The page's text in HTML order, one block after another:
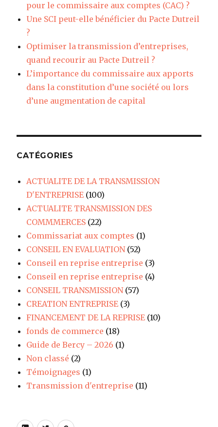
pour le commissaire aux comptes (CAC) ?
Une SCI peut-elle bénéficier du Pacte Dutreil
?
Optimiser la transmission d’entreprises,
quand recourir au Pacte Dutreil ?
L’importance du commissaire aux apports
dans la constitution d’une société ou lors
d’une augmentation de capital
CATÉGORIES
ACTUALITE DE LA TRANSMISSION
D'ENTREPRISE (100)
ACTUALITE TRANSMISSION DES
COMMMERCES (22)
Commissariat aux comptes (1)
CONSEIL EN EVALUATION(52)
Conseil en reprise entreprise (3)
Conseil en reprise entreprise (4)
CONSEIL TRANSMISSION(57)
CREATION ENTREPRISE (3)
FINANCEMENT DE LA REPRISE (10)
fonds de commerce (18)
Guide de Bercy – 2026 (1)
Non classé (2)
Témoignages (1)
Transmission d'entreprise (11)